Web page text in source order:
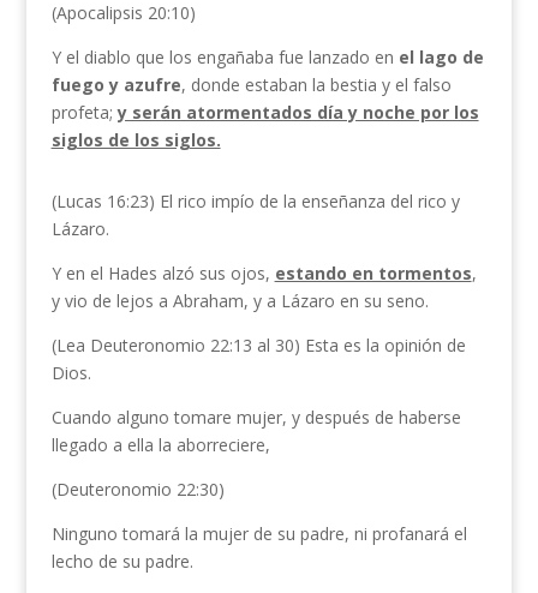
(Apocalipsis 20:10)
Y el diablo que los engañaba fue lanzado en el lago de
fuego y azufre, donde estaban la bestia y el falso
profeta;y serán atormentados día y noche por los
siglos de los siglos.
(Lucas 16:23) El rico impío de la enseñanza del rico y
Lázaro.
Y en el Hades alzó sus ojos, estando en tormentos,
y vio de lejos a Abraham, y a Lázaro en su seno.
(Lea Deuteronomio 22:13 al 30) Esta es la opinión de
Dios.
Cuando alguno tomare mujer, y después de haberse
llegado a ella la aborreciere,
(Deuteronomio 22:30)
Ninguno tomará la mujer de su padre, ni profanará el
lecho de su padre.